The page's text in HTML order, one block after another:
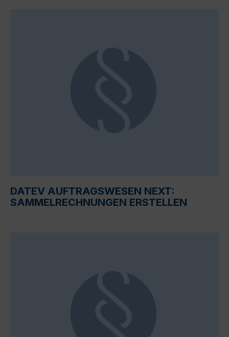
DATEV AUFTRAGSWESEN NEXT:
SAMMELRECHNUNGEN ERSTELLEN